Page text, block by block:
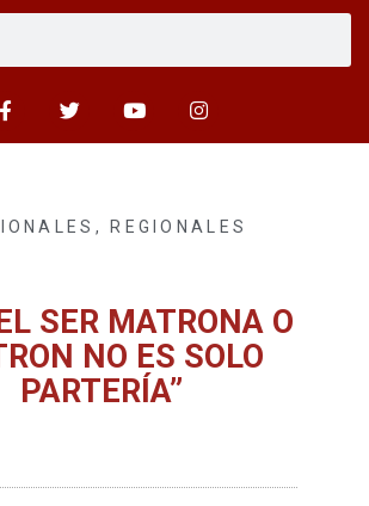
,REGIONALES
SER MATRONA O
NO ES SOLO
PARTERÍA”